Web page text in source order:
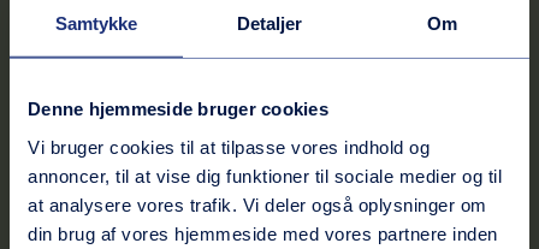
Samtykke Detaljer Om
Denne hjemmeside bruger cookies
Vi bruger cookies til at tilpasse vores indhold og
annoncer, til at vise dig funktioner til sociale medier og til
at analysere vores trafik. Vi deler også oplysninger om
din brug af vores hjemmeside med vores partnere inden
Kontaktinformation
Adresse
4682 Tureby
Rutebeskrivelse
Telefonnummer
56283605